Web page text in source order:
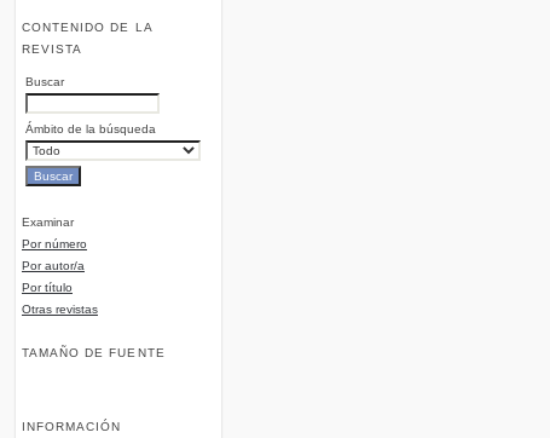
CONTENIDO DE LA
REVISTA
Buscar
Ámbito de la búsqueda
Examinar
Por número
Por autor/a
Por título
Otras revistas
TAMAÑO DE FUENTE
INFORMACIÓN